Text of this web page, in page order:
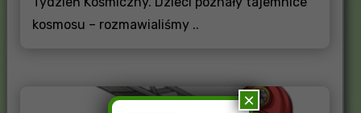
kosmosu – rozmawialiśmy ..
×